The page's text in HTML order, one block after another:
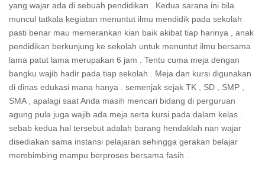
yang wajar ada di sebuah pendidikan . Kedua sarana ini bila
muncul tatkala kegiatan menuntut ilmu mendidik pada sekolah
pasti benar mau memerankan kian baik akibat tiap harinya , anak
pendidikan berkunjung ke sekolah untuk menuntut ilmu bersama
lama patut lama merupakan 6 jam . Tentu cuma meja dengan
bangku wajib hadir pada tiap sekolah . Meja dan kursi digunakan
di dinas edukasi mana hanya . semenjak sejak TK , SD , SMP ,
SMA , apalagi saat Anda masih mencari bidang di perguruan
agung pula juga wajib ada meja serta kursi pada dalam kelas .
sebab kedua hal tersebut adalah barang hendaklah nan wajar
disediakan sama instansi pelajaran sehingga gerakan belajar
membimbing mampu berproses bersama fasih .